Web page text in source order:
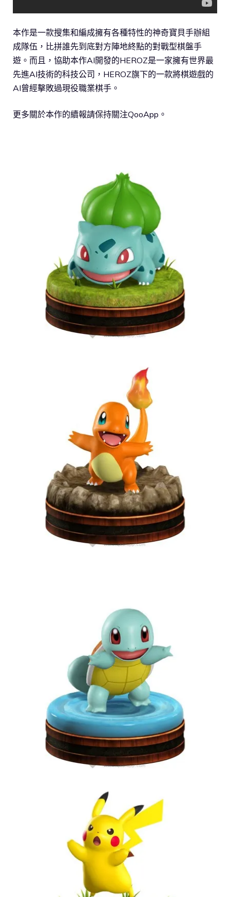
本作是一款搜集和編成擁有各種特性的神奇寶貝手辦組
成隊伍，比拼誰先到底對方陣地終點的對戰型棋盤手
遊。而且，協助本作AI開發的HEROZ是一家擁有世界最
先進AI技術的科技公司，HEROZ旗下的一款將棋遊戲的
AI曾經擊敗過現役職業棋手。
更多關於本作的續報請保持關注QooApp。